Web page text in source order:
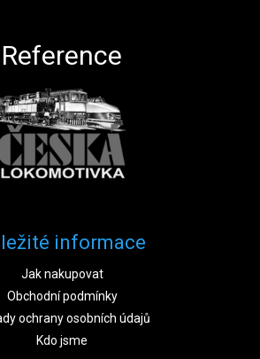
Reference
informace
Jak nakupovat
Obchodní podmínky
ochrany osobních údajů
Kdo jsme